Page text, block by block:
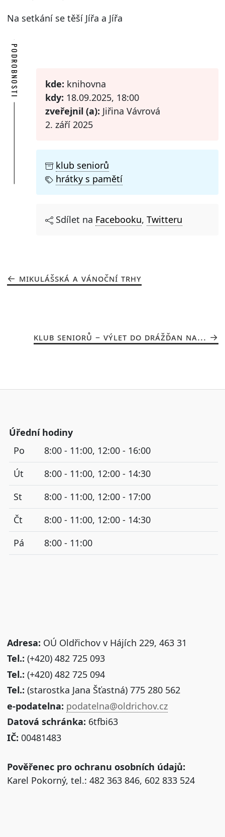
Na setkání se těší Jířa a Jířa
PODROBNOSTI kde: knihovna
kdy: 18.09.2025, 18:00
zveřejnil (a): Jiřina Vávrová
2. září 2025
klub seniorů
hrátky s pamětí
Sdílet na Facebooku, Twitteru
MIKULÁŠSKÁ A VÁNOČNÍ TRHY
KLUB SENIORŮ – VÝLET DO DRÁŽĎAN NA...
Úřední hodiny
Po
8:00 - 11:00, 12:00 - 16:00
Út
8:00 - 11:00, 12:00 - 14:30
St
8:00 - 11:00, 12:00 - 17:00
Čt
8:00 - 11:00, 12:00 - 14:30
Pá
8:00 - 11:00
Adresa: OÚ Oldřichov v Hájích 229, 463 31
Tel.: (+420) 482 725 093
Tel.: (+420) 482 725 094
Tel.: (starostka Jana Šťastná) 775 280 562
e-podatelna: podatelna@oldrichov.cz
Datová schránka: 6tfbi63
IČ: 00481483
Pověřenec pro ochranu osobních údajů:
Karel Pokorný, tel.: 482 363 846, 602 833 524